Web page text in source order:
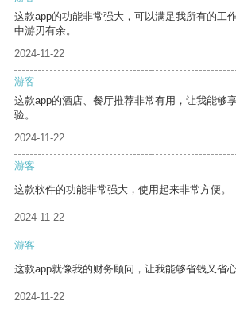
这款app的功能非常强大，可以满足我所有的工
中游刃有余。
2024-11-22
游客
这款app的酒店、餐厅推荐非常有用，让我能够
验。
2024-11-22
游客
这款软件的功能非常强大，使用起来非常方便。
2024-11-22
游客
这款app就像我的财务顾问，让我能够省钱又省心
2024-11-22